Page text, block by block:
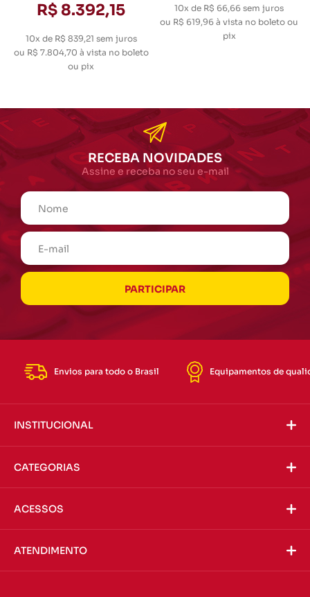
R$ 8.392,15
10x de R$ 839,21 sem juros
ou R$ 7.804,70 à vista no boleto
ou pix
10x de R$ 66,66 sem juros
ou R$ 619,96 à vista no boleto ou
pix
RECEBA NOVIDADES
Assine e receba no seu e-mail
Envios para todo o Brasil Equipamentos de
INSTITUCIONAL
CATEGORIAS
ACESSOS
ATENDIMENTO